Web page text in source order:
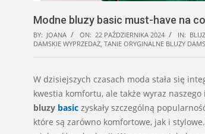
Modne bluzy basic must-have na
BY: JOANA ON: 22 PAŹDZIERNIKA 2024 IN:
DAMSKIE WYPRZEDAŻ, TANIE ORYGINALNE BLUZY
W dzisiejszych czasach moda stała się
kwestia komfortu, ale także wyraz
bluzy basic zyskały szczególną
które są zarówno komfortowe, jak i